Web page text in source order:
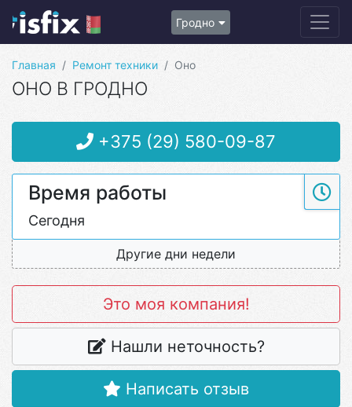
Гродно
Главная Ремонт техники Оно
ОНО В ГРОДНО
+375 (29) 580-09-87
Время работы
Сегодня
Другие дни недели
Это моя компания!
Нашли неточность?
Написать отзыв